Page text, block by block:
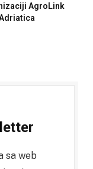
AgroLink
sa web